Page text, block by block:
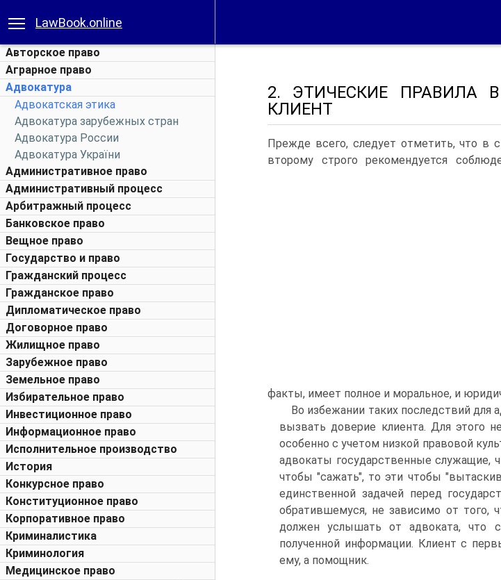
LawBook.online
Авторское право
Аграрное право
Адвокатура
Адвокатская этика
Адвокатура зарубежных стран
Адвокатура России
Адвокатура України
Административное право
Административный процесс
Арбитражный процесс
Банковское право
Вещное право
Государство и право
Гражданский процесс
Гражданское право
Дипломатическое право
Договорное право
Жилищное право
Зарубежное право
Земельное право
Избирательное право
Инвестиционное право
Информационное право
Исполнительное производство
История
Конкурсное право
Конституционное право
Корпоративное право
Криминалистика
Криминология
Медицинское право
2. ЭТИЧЕСКИЕ ПРАВИЛА
КЛИЕНТ
Прежде всего, следует отметить, что в
второму строго рекомендуется
факты, имеет полное и моральное, и
Во избежании таких последствий для
вызвать доверие клиента. Для этого
особенно с учетом низкой правовой
адвокаты государственные служащие,
чтобы "сажать", то эти чтобы
единственной задачей перед
обратившемуся, не зависимо от того,
должен услышать от адвоката, что
полученной информации. Клиент с
ему, а помощник.